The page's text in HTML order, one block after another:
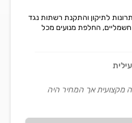
לתיקון והתקנת רשתות נגד
חשמליים, החלפת מנועים מכל
מקצועית אך המחיר היה